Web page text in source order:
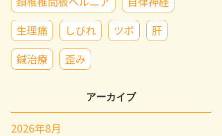
生理痛
しびれ ツボ
肝
鍼治療
歪み
アーカイブ
2026年8月